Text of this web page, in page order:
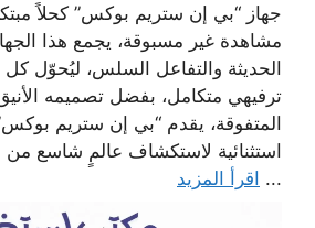
جهاز “بي إن ستريم بوكس” كحلاً
مشاهدة غير مسبوقة، يجمع هذا
الحديثة والتفاعل السلس، ليُحوّل
ترفيهي متكامل، بفضل تصميمه الأنيق
المتفوقة، يقدم “بي إن ستريم
استثنائية لاستكشاف عالمٍ شاسع من
... اقرأ المزيد